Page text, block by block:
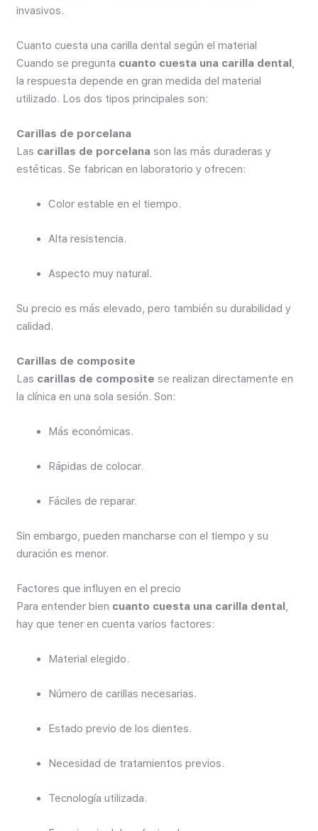
invasivos.
Cuanto cuesta una carilla dental según el material
Cuando se pregunta cuanto cuesta una carilla dental,
la respuesta depende en gran medida del material
utilizado. Los dos tipos principales son:
Carillas de porcelana
Las carillas de porcelana son las más duraderas y
estéticas. Se fabrican en laboratorio y ofrecen:
Color estable en el tiempo.
Alta resistencia.
Aspecto muy natural.
Su precio es más elevado, pero también su durabilidad y
calidad.
Carillas de composite
Las carillas de composite se realizan directamente en
la clínica en una sola sesión. Son:
Más económicas.
Rápidas de colocar.
Fáciles de reparar.
Sin embargo, pueden mancharse con el tiempo y su
duración es menor.
Factores que influyen en el precio
Para entender bien cuanto cuesta una carilla dental,
hay que tener en cuenta varios factores:
Material elegido.
Número de carillas necesarias.
Estado previo de los dientes.
Necesidad de tratamientos previos.
Tecnología utilizada.